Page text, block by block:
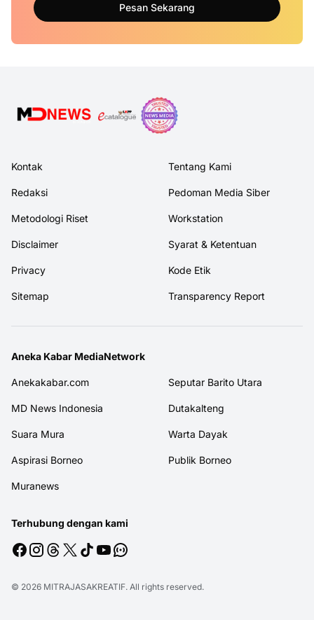
Pesan Sekarang
Kontak Tentang Kami
Redaksi Pedoman Media Siber
Metodologi Riset Workstation
Disclaimer Syarat & Ketentuan
Privacy Kode Etik
Sitemap Transparency Report
Aneka Kabar MediaNetwork
Anekakabar.com Seputar Barito Utara
MD News Indonesia Dutakalteng
Suara Mura Warta Dayak
Aspirasi Borneo Publik Borneo
Muranews
Terhubung dengan kami
© 2026 MITRAJASAKREATIF. All rights reserved.